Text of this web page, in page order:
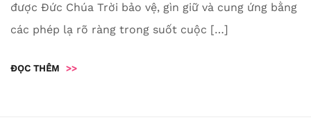
được Đức Chúa Trời bảo vệ, gìn giữ và cung ứng bằng
các phép lạ rõ ràng trong suốt cuộc […]
ĐỌC THÊM >>